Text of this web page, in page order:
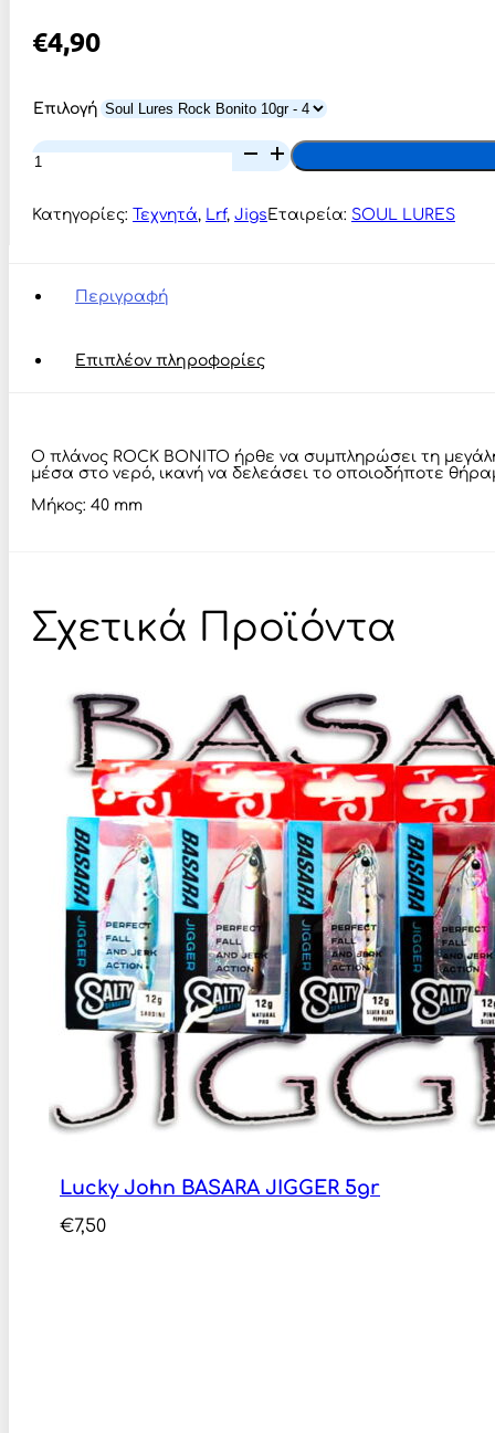
€4,90
Επιλογή
Soul
Lures
Bonito
Κατηγορίες: Τεχνητά, Lrf, Jigs Εταιρεία: SOUL LURES
Περιγραφή
Επιπλέον πληροφορίες
Ο πλάνος ROCK BONITO ήρθε να συμπληρώσει τη
μέσα στο νερό, ικανή να δελεάσει το οποιοδήποτε
Μήκος: 40 mm
Σχετικά Προϊόντα
Lucky John BASARA JIGGER 5gr
€7,50